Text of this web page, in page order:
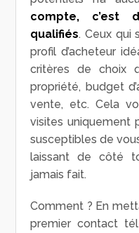
compte, c’est
qualifiés. Ceux qui
profil d’acheteur
critères de choix
propriété, budget
vente, etc. Cela
visites uniquement
susceptibles de
laissant de côté
jamais fait.
Comment ? En
premier contact